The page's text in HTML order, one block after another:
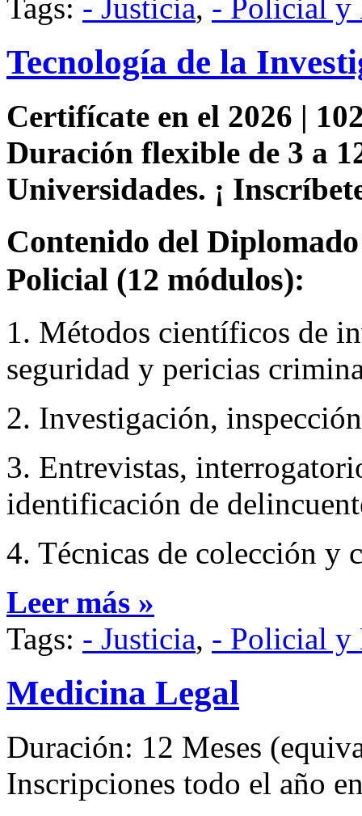
Tags: - Justicia, - Policial
Tecnología de la
Certifícate en el 2026 |
Duración flexible de 3 a
Universidades. ¡
Contenido del
Policial (12 módulos):
1. Métodos científicos de
seguridad y pericias
2. Investigación,
3. Entrevistas,
identificación de
4. Técnicas de colección y
Leer más »
Tags: - Justicia, - Policial
Medicina Legal
Duración: 12 Meses
Inscripciones todo el año